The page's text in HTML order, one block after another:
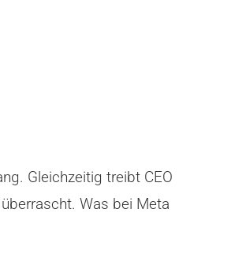
Gleichzeitig treibt CEO
Was bei Meta